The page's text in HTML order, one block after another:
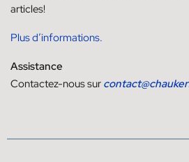
articles!
Plus d’informations.
Assistance
Contactez-nous sur